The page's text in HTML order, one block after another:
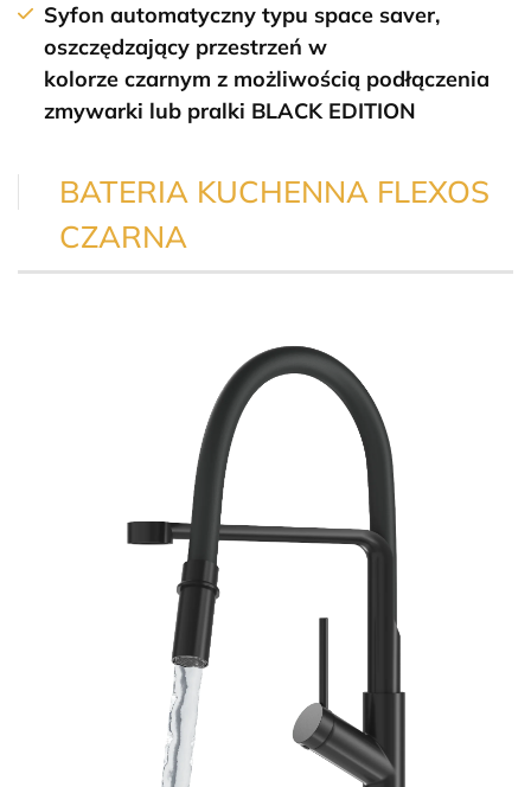
Syfon automatyczny typu space saver,
oszczędzający przestrzeń w
kolorze czarnym z możliwością podłączenia
zmywarki lub pralki BLACK EDITION
BATERIA KUCHENNA FLEXOS
CZARNA